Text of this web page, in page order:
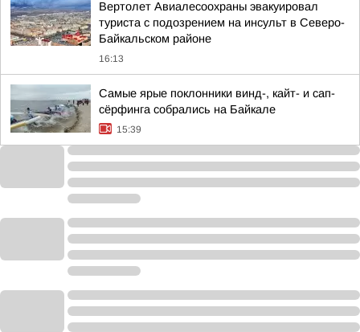
Вертолет Авиалесоохраны эвакуировал
туриста с подозрением на инсульт в Северо-
Байкальском районе
16:13
Самые ярые поклонники винд-, кайт- и сап-
сёрфинга собрались на Байкале
15:39